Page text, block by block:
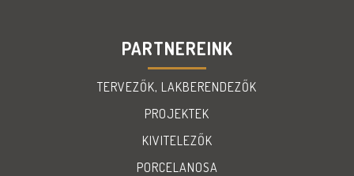
PARTNEREINK
TERVEZŐK, LAKBERENDEZŐK
PROJEKTEK
KIVITELEZŐK
PORCELANOSA